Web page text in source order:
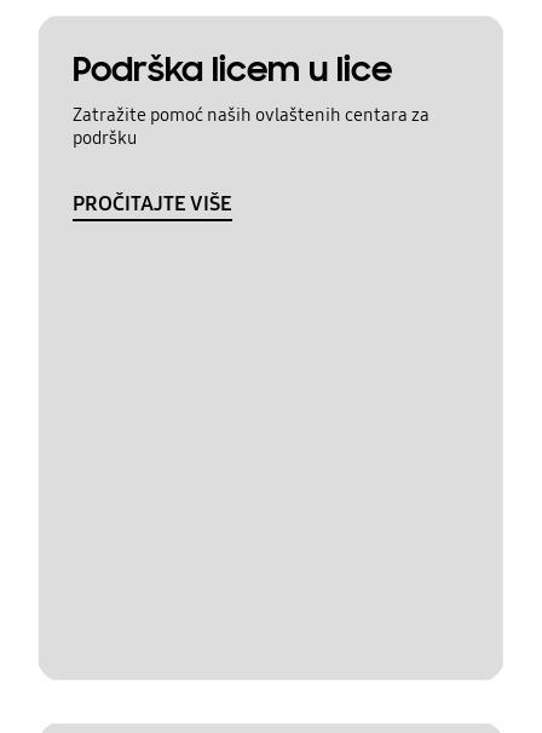
Podrška licem u lice
Zatražite pomoć naših ovlaštenih centara za
podršku
PROČITAJTE VIŠE